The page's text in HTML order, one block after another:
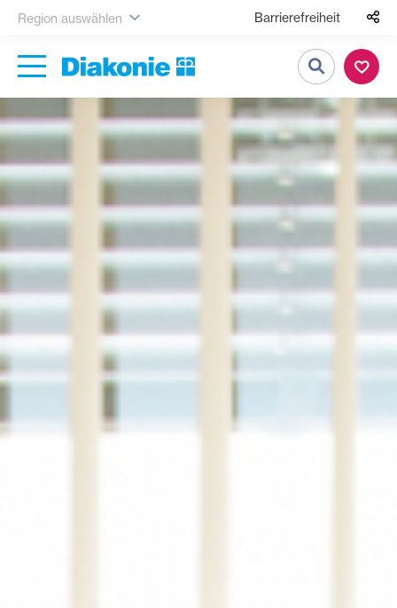
Region auswählen Barrierefreiheit
Suche